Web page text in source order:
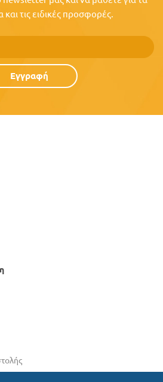
και τις ειδικές προσφορές.
Εγγραφή